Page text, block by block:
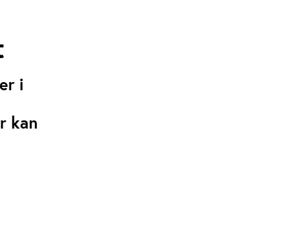
i
kan